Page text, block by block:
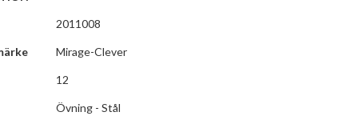
2011008
Mirage-Clever
12
Övning - Stål